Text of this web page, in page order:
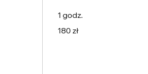
1 godz.
złotych
180 zł